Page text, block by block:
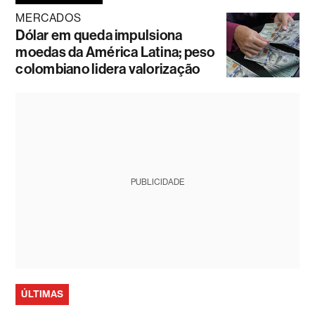
MERCADOS
Dólar em queda impulsiona
moedas da América Latina; peso
colombiano lidera valorização
PUBLICIDADE
ÚLTIMAS